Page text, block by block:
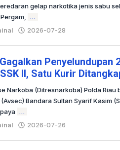
gelap narkotika jenis sabu
…
2026-07-28
Penyelundupan
II, Satu Kurir
Narkoba (Ditresnarkoba) Polda Riau
Bandara Sultan Syarif Kasim
…
2026-07-26